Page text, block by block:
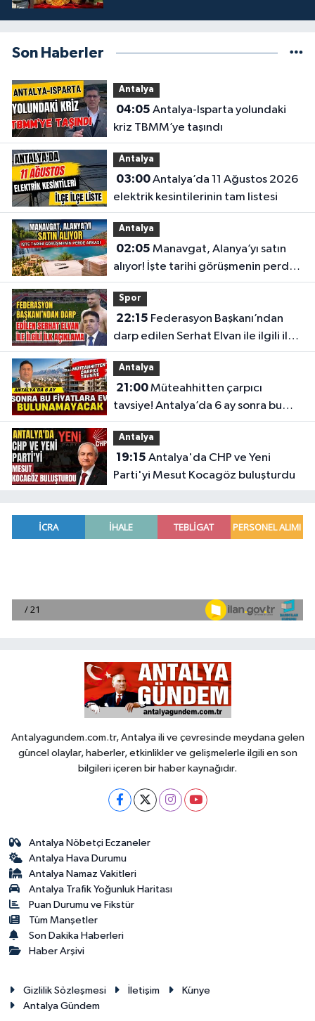
Son Haberler
Antalya
04:05
kriz TBMM’ye taşındı
Antalya
03:00Antalya’da 11 Ağustos 2026
elektrik kesintilerinin tam listesi
Antalya
02:05
alıyor! İşte tarihi görüşmenin perde
arkası
Spor
22:15
darp edilen Serhat Elvan ile ilgili ilk
açıklama
Antalya
21:00Müteahhitten çarpıcı
tavsiye! Antalya’da 6 ay sonra bu
fiyatlara ev bulunamayacak
Antalya
19:15
Parti'yi Mesut Kocagöz buluşturdu
Antalyagundem.com.tr, Antalya ili ve çevresinde meydana gelen
güncel olaylar, haberler, etkinlikler ve gelişmelerle ilgili en son
bilgileri içeren bir haber kaynağıdır.
Antalya Nöbetçi Eczaneler
Antalya Hava Durumu
Antalya Namaz Vakitleri
Antalya Trafik Yoğunluk Haritası
Puan Durumu ve Fikstür
Tüm Manşetler
Son Dakika Haberleri
Haber Arşivi
Gizlilik Sözleşmesi İletişim
Künye
Antalya Gündem